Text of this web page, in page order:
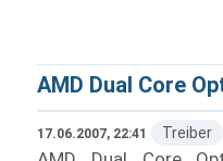
AMD Dual Core
17.06.2007, 22:41 Treiber